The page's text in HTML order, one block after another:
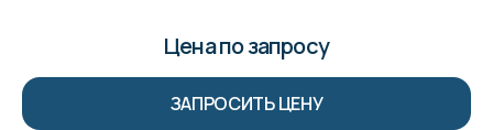
Цена по запросу
ЗАПРОСИТЬ ЦЕНУ